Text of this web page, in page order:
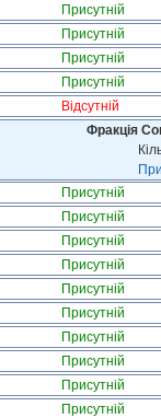
Присутній
Присутній
Присутній
Присутній
Відсутній
Фракція
Присутній
Присутній
Присутній
Присутній
Присутній
Присутній
Присутній
Присутній
Присутній
Присутній